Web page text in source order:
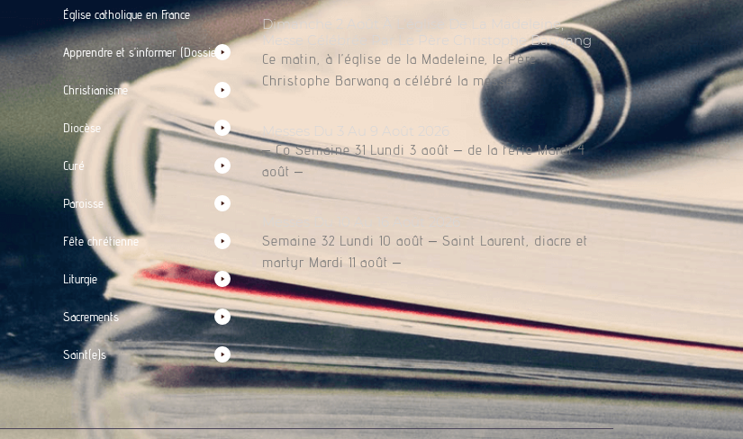
Église catholique en France
Apprendre et s’informer (Dossiers)
Christianisme
Diocèse
Curé
Paroisse
Fête chrétienne
Liturgie
Sacrements
Saint(e)s
Dimanche 2 Août À L’église De La Madeleine,
Messe Célébrée Par Le Père Christophe Barwang
Ce matin, à l’église de la Madeleine, le Père
Christophe Barwang a célébré la messe.
Messes Du 3 Au 9 Août 2026
– Co Semaine 31 Lundi 3 août – de la férie Mardi 4
août –
Messes Du 10 Au 16 Août 2026
Semaine 32 Lundi 10 août – Saint Laurent, diacre et
martyr Mardi 11 août –